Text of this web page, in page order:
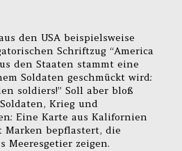
den USA beispielsweise
Schriftzug “America
den Staaten stammt eine
Soldaten geschmückt wird:
soldiers!” Soll aber bloß
Krieg und
Eine Karte aus Kalifornien
bepflastert, die
Meeresgetier zeigen.